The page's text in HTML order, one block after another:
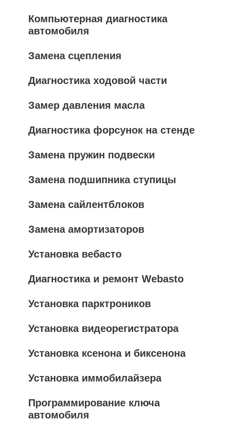
Компьютерная диагностика
автомобиля
Замена сцепления
Диагностика ходовой части
Замер давления масла
Диагностика форсунок на стенде
Замена пружин подвески
Замена подшипника ступицы
Замена сайлентблоков
Замена амортизаторов
Установка вебасто
Диагностика и ремонт Webasto
Установка парктроников
Установка видеорегистратора
Установка ксенона и биксенона
Установка иммобилайзера
Программирование ключа
автомобиля